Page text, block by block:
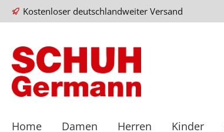
Kostenloser deutschlandweiter Versand
Home Damen Herren Kinder